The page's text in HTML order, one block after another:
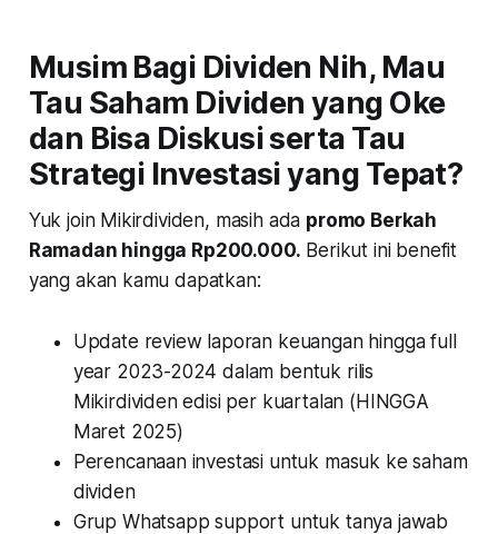
Musim Bagi Dividen Nih, Mau
Tau Saham Dividen yang Oke
dan Bisa Diskusi serta Tau
Strategi Investasi yang Tepat?
Yuk join Mikirdividen, masih ada promo Berkah
Ramadan hingga Rp200.000. Berikut ini benefit
yang akan kamu dapatkan:
Update review laporan keuangan hingga full
year 2023-2024 dalam bentuk rilis
Mikirdividen edisi per kuartalan (HINGGA
Maret 2025)
Perencanaan investasi untuk masuk ke saham
dividen
Grup Whatsapp support untuk tanya jawab